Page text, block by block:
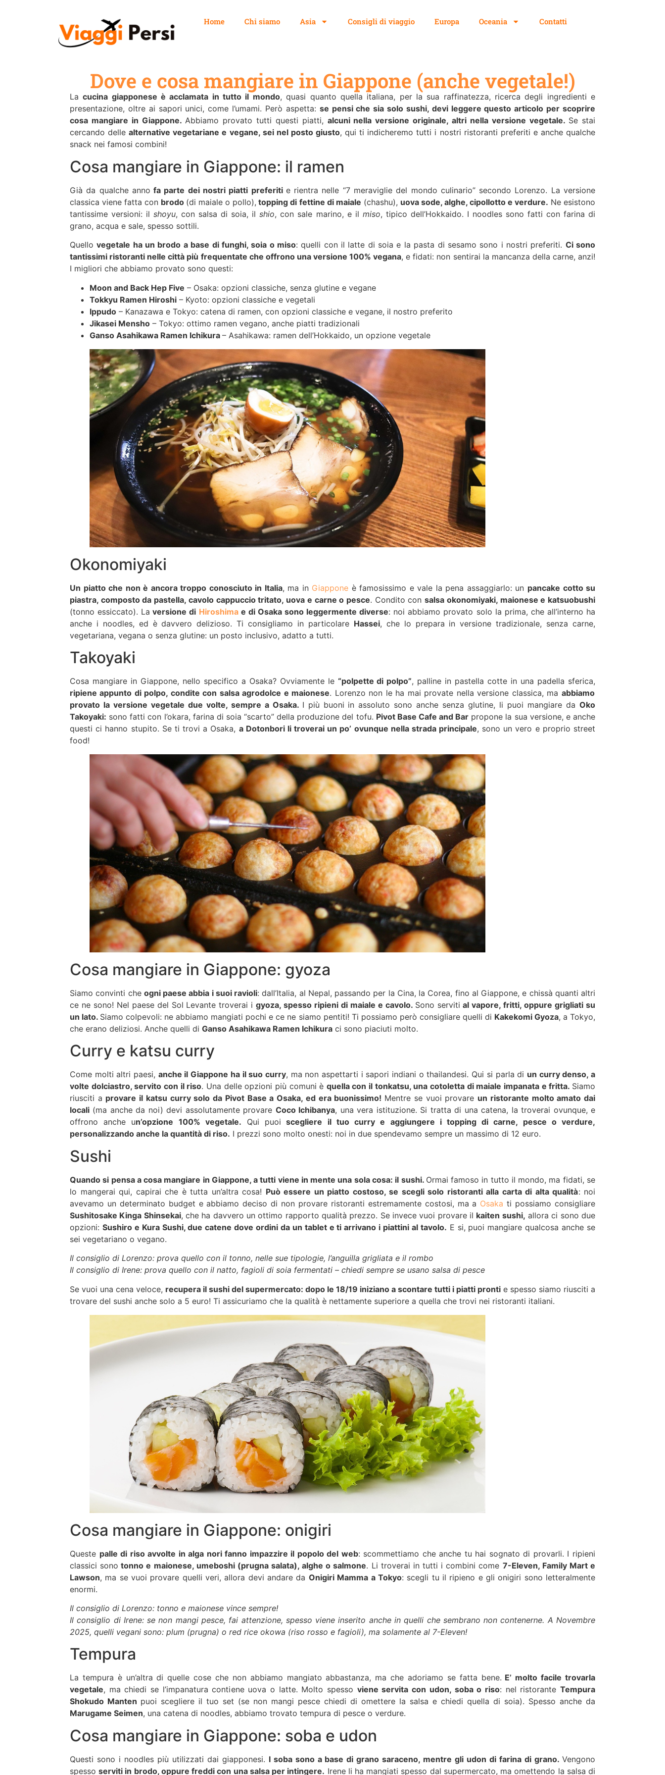
Home Chi siamo Asia Consigli di viaggio Europa Oceania Contatti
Dove e cosa mangiare in Giappone (anche vegetale!)
Lacucina giapponese è acclamata in tutto il mondo, quasi quanto quella italiana, per la sua raffinatezza, ricerca degli ingredienti e
presentazione, oltre ai sapori unici, come l’umami. Però aspetta: se pensi che sia solo sushi, devi leggere questo articolo per scoprire
cosa mangiare in Giappone. Abbiamo provato tutti questi piatti, alcuni nella versione originale, altri nella versione vegetale. Se stai
cercando dellealternative vegetariane e vegane, sei nel posto giusto, qui ti indicheremo tutti i nostri ristoranti preferiti e anche qualche
snack nei famosi combini!
Cosa mangiare in Giappone: il ramen
Già da qualche anno fa parte dei nostri piatti preferiti e rientra nelle “7 meraviglie del mondo culinario” secondo Lorenzo. La versione
classica viene fatta con brodo (di maiale o pollo), topping di fettine di maiale (chashu), uova sode, alghe, cipollotto e verdure. Ne esistono
tantissime versioni: ilshoyu, con salsa di soia, ilshio, con sale marino, e il miso, tipico dell’Hokkaido. I noodles sono fatti con farina di
grano, acqua e sale, spesso sottili.
Quellovegetale ha un brodo a base di funghi, soia o miso: quelli con il latte di soia e la pasta di sesamo sono i nostri preferiti. Ci sono
tantissimi ristoranti nelle città più frequentate che offrono una versione 100% vegana, e fidati: non sentirai la mancanza della carne, anzi!
I migliori che abbiamo provato sono questi:
Moon and Back Hep Five – Osaka: opzioni classiche, senza glutine e vegane
Tokkyu Ramen Hiroshi – Kyoto: opzioni classiche e vegetali
Ippudo – Kanazawa e Tokyo: catena di ramen, con opzioni classiche e vegane, il nostro preferito
Jikasei Mensho – Tokyo: ottimo ramen vegano, anche piatti tradizionali
Ganso Asahikawa Ramen Ichikura – Asahikawa: ramen dell’Hokkaido, un opzione vegetale
Okonomiyaki
Un piatto che non è ancora troppo conosciuto in Italia, ma in Giappone è famosissimo e vale la pena assaggiarlo: un pancake cotto su
piastra, composto da pastella, cavolo cappuccio tritato, uova e carne o pesce. Condito consalsa okonomiyaki, maionese e katsuobushi
(tonno essiccato). La versione di Hiroshimae di Osaka sono leggermente diverse: noi abbiamo provato solo la prima, che all’interno ha
anche i noodles, ed è davvero delizioso. Ti consigliamo in particolare Hassei, che lo prepara in versione tradizionale, senza carne,
vegetariana, vegana o senza glutine: un posto inclusivo, adatto a tutti.
Takoyaki
Cosa mangiare in Giappone, nello specifico a Osaka? Ovviamente le “polpette di polpo”, palline in pastella cotte in una padella sferica,
ripiene appunto di polpo, condite con salsa agrodolce e maionese. Lorenzo non le ha mai provate nella versione classica, ma abbiamo
provato la versione vegetale due volte, sempre a Osaka. I più buoni in assoluto sono anche senza glutine, li puoi mangiare daOko
Takoyaki: sono fatti con l’okara, farina di soia “scarto” della produzione del tofu. Pivot Base Cafe and Bar propone la sua versione, e anche
questi ci hanno stupito. Se ti trovi a Osaka, a Dotonbori li troverai un po’ ovunque nella strada principale, sono un vero e proprio street
food!
Cosa mangiare in Giappone: gyoza
Siamo convinti che ogni paese abbia i suoi ravioli: dall’Italia, al Nepal, passando per la Cina, la Corea, fino al Giappone, e chissà quanti altri
ce ne sono! Nel paese del Sol Levante troverai igyoza, spesso ripieni di maiale e cavolo. Sono servitial vapore, fritti, oppure grigliati su
un lato. Siamo colpevoli: ne abbiamo mangiati pochi e ce ne siamo pentiti! Ti possiamo però consigliare quelli di Kakekomi Gyoza, a Tokyo,
che erano deliziosi. Anche quelli di Ganso Asahikawa Ramen Ichikura ci sono piaciuti molto.
Curry e katsu curry
Come molti altri paesi, anche il Giappone ha il suo curry, ma non aspettarti i sapori indiani o thailandesi. Qui si parla di un curry denso, a
volte dolciastro, servito con il riso. Una delle opzioni più comuni è quella con il tonkatsu, una cotoletta di maiale impanata e fritta. Siamo
riusciti a provare il katsu curry solo da Pivot Base a Osaka, ed era buonissimo! Mentre se vuoi provare un ristorante molto amato dai
locali (ma anche da noi) devi assolutamente provare Coco Ichibanya, una vera istituzione. Si tratta di una catena, la troverai ovunque, e
offrono anche un’opzione 100% vegetale. Qui puoi scegliere il tuo curry e aggiungere i topping di carne, pesce o verdure,
personalizzando anche la quantità di riso. I prezzi sono molto onesti: noi in due spendevamo sempre un massimo di 12 euro.
Sushi
Quando si pensa a cosa mangiare in Giappone, a tutti viene in mente una sola cosa: il sushi. Ormai famoso in tutto il mondo, ma fidati, se
lo mangerai qui, capirai che è tutta un’altra cosa! Può essere un piatto costoso, se scegli solo ristoranti alla carta di alta qualità: noi
avevamo un determinato budget e abbiamo deciso di non provare ristoranti estremamente costosi, ma a Osaka ti possiamo consigliare
Sushitosake Kinga Shinsekai, che ha davvero un ottimo rapporto qualità prezzo. Se invece vuoi provare il kaiten sushi, allora ci sono due
opzioni: Sushiro e Kura Sushi, due catene dove ordini da un tablet e ti arrivano i piattini al tavolo. E si, puoi mangiare qualcosa anche se
sei vegetariano o vegano.
Il consiglio di Lorenzo: prova quello con il tonno, nelle sue tipologie, l’anguilla grigliata e il rombo
Il consiglio di Irene: prova quello con il natto, fagioli di soia fermentati – chiedi sempre se usano salsa di pesce
Se vuoi una cena veloce, recupera il sushi del supermercato: dopo le 18/19 iniziano a scontare tutti i piatti pronti e spesso siamo riusciti a
trovare del sushi anche solo a 5 euro! Ti assicuriamo che la qualità è nettamente superiore a quella che trovi nei ristoranti italiani.
Cosa mangiare in Giappone: onigiri
Queste palle di riso avvolte in alga nori fanno impazzire il popolo del web: scommettiamo che anche tu hai sognato di provarli. I ripieni
classici sono tonno e maionese, umeboshi (prugna salata), alghe o salmone. Li troverai in tutti i combini come 7-Eleven, Family Mart e
Lawson, ma se vuoi provare quelli veri, allora devi andare da Onigiri Mamma a Tokyo: scegli tu il ripieno e gli onigiri sono letteralmente
enormi.
Il consiglio di Lorenzo: tonno e maionese vince sempre!
Il consiglio di Irene: se non mangi pesce, fai attenzione, spesso viene inserito anche in quelli che sembrano non contenerne. A Novembre
2025, quelli vegani sono: plum (prugna) o red rice okowa (riso rosso e fagioli), ma solamente al 7-Eleven!
Tempura
La tempura è un’altra di quelle cose che non abbiamo mangiato abbastanza, ma che adoriamo se fatta bene. E’ molto facile trovarla
vegetale, ma chiedi se l’impanatura contiene uova o latte. Molto spesso viene servita con udon, soba o riso: nel ristoranteTempura
Shokudo Manten puoi scegliere il tuo set (se non mangi pesce chiedi di omettere la salsa e chiedi quella di soia). Spesso anche da
Marugame Seimen, una catena di noodles, abbiamo trovato tempura di pesce o verdure.
Cosa mangiare in Giappone: soba e udon
Questi sono i noodles più utilizzati dai giapponesi. I soba sono a base di grano saraceno, mentre gli udon di farina di grano.Vengono
spessoserviti in brodo, oppure freddi con una salsa per intingere. Irene li ha mangiati spesso dal supermercato, ma omettendo la salsa di